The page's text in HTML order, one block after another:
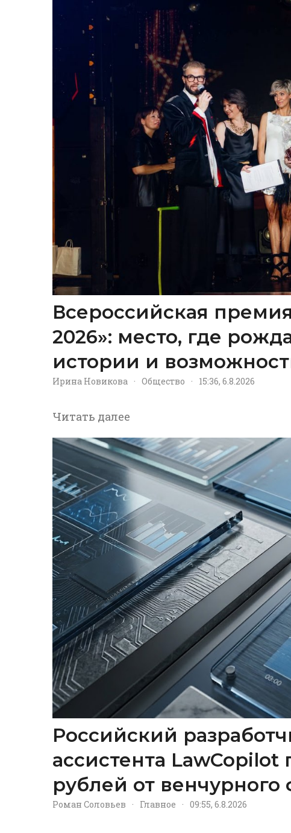
Всероссийская
2026»: место, где
истории и
Ирина Новикова · Общество · 15:36, 6.8.2026
Читать далее
Российский
ассистента
рублей от
Роман Соловьев · Главное · 09:55, 6.8.2026